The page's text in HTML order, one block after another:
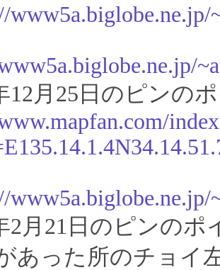
www5a.biglobe.ne.jp/
12月25日のピンの
www5a.biglobe.ne.jp/
2月21日のピンの
あった所のチョイ